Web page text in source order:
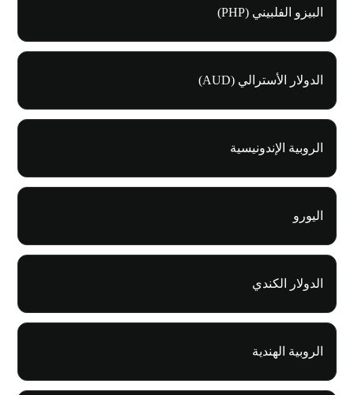
البيزو الفلبيني (PHP)
الدولار الأسترالي (AUD)
الروبية الإندونيسية
اليورو
الدولار الكندي
الروبية الهندية